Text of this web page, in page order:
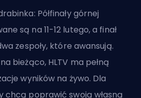
Półfinały górnej
są na 11-12 lutego, a finał
zespoły, które awansują.
bieżąco, HLTV ma pełną
wyników na żywo. Dla
chcą poprawić swoją własną